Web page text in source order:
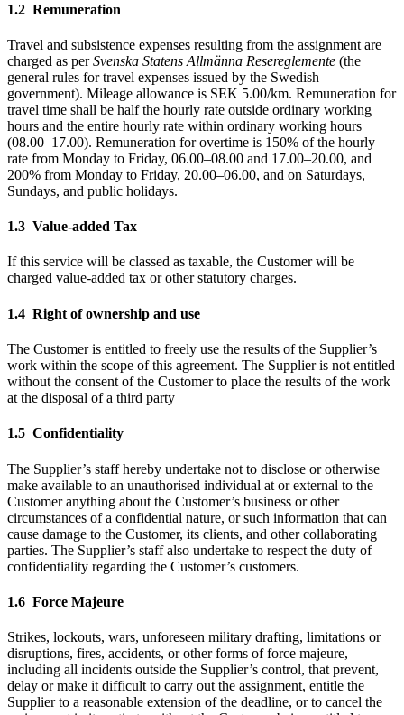
1.2 Remuneration
Travel and subsistence expenses resulting from the assignment are
charged as perSvenska Statens Allmänna Resereglemente (the
general rules for travel expenses issued by the Swedish
government). Mileage allowance is SEK 5.00/km. Remuneration for
travel time shall be half the hourly rate outside ordinary working
hours and the entire hourly rate within ordinary working hours
(08.00–17.00). Remuneration for overtime is 150% of the hourly
rate from Monday to Friday, 06.00–08.00 and 17.00–20.00, and
200% from Monday to Friday, 20.00–06.00, and on Saturdays,
Sundays, and public holidays.
1.3 Value-added Tax
If this service will be classed as taxable, the Customer will be
charged value-added tax or other statutory charges.
1.4 Right of ownership and use
The Customer is entitled to freely use the results of the Supplier’s
work within the scope of this agreement. The Supplier is not entitled
without the consent of the Customer to place the results of the work
at the disposal of a third party
1.5 Confidentiality
The Supplier’s staff hereby undertake not to disclose or otherwise
make available to an unauthorised individual at or external to the
Customer anything about the Customer’s business or other
circumstances of a confidential nature, or such information that can
cause damage to the Customer, its clients, and other collaborating
parties. The Supplier’s staff also undertake to respect the duty of
confidentiality regarding the Customer’s customers.
1.6 Force Majeure
Strikes, lockouts, wars, unforeseen military drafting, limitations or
disruptions, fires, accidents, or other forms of force majeure,
including all incidents outside the Supplier’s control, that prevent,
delay or make it difficult to carry out the assignment, entitle the
Supplier to a reasonable extension of the deadline, or to cancel the